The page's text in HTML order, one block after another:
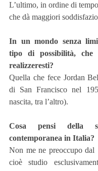
L’ultimo, in ordine di
che dà maggiori
In un mondo senza
tipo di possibilità, che
realizzeresti?
Quella che fece Jordan
di San Francisco nel
nascita, tra l’altro).
Cosa pensi della
contemporanea in Italia?
Non me ne preoccupo dal
cioè studio